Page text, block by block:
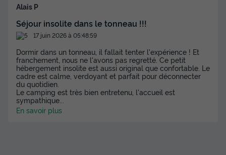
Alais P
Séjour insolite dans le tonneau !!!
17 juin 2026 à 05:48:59
Dormir dans un tonneau, il fallait tenter l'expérience ! Et
franchement, nous ne l'avons pas regretté. Ce petit
hébergement insolite est aussi original que confortable. Le
cadre est calme, verdoyant et parfait pour déconnecter
du quotidien.
Le camping est très bien entretenu, l'accueil est
sympathique
En savoir plus